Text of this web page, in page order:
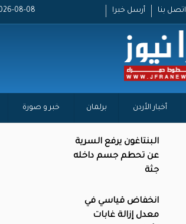
اتصل بنا أرسل خبرا 2026-08-08 -
أخبار الأردن برلمان خبر و صورة
البنتاغون يرفع السرية
عن تحطم جسم داخله
جثة
انخفاض قياسي في
معدل إزالة غابات